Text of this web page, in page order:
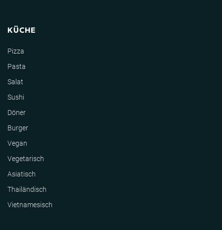
KÜCHE
Pizza
Pasta
Salat
Sushi
Döner
Burger
Vegan
Vegetarisch
Asiatisch
Thailändisch
Vietnamesisch